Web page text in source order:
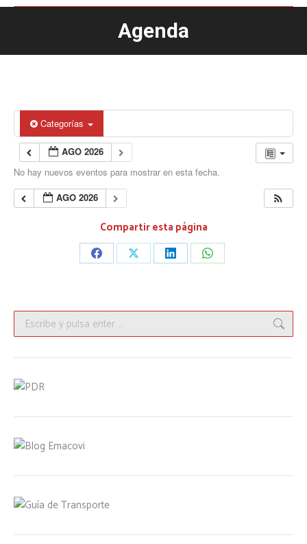
Agenda
Estás aquí:
Categorías
AGO 2026
No hay nuevos eventos para mostrar en esta fecha.
AGO 2026
Compartir esta página
Share Share Share Share
Buscar: